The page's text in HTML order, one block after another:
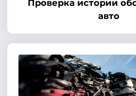
Проверка истории
авто